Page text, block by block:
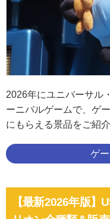
2026年にユニバーサル
ーニバルゲームで、ゲ
にもらえる景品をご紹
ゲ
【最新2026年版】